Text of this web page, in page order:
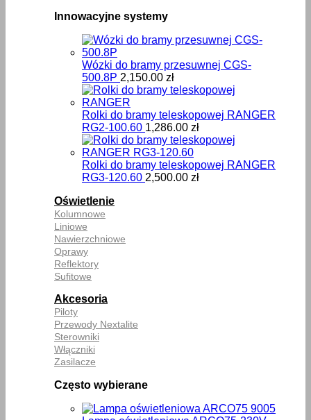
Innowacyjne systemy
Wózki do bramy przesuwnej CGS-
500.8P 2,150.00 zł
Rolki do bramy teleskopowej RANGER
RG2-100.60 1,286.00 zł
Rolki do bramy teleskopowej RANGER
RG3-120.60 2,500.00 zł
Oświetlenie
Kolumnowe
Liniowe
Nawierzchniowe
Oprawy
Reflektory
Sufitowe
Akcesoria
Piloty
Przewody Nextalite
Sterowniki
Włączniki
Zasilacze
Często wybierane